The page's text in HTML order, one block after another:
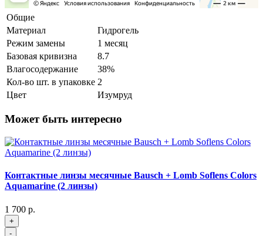
Общие
Материал
Гидрогель
Режим замены
1 месяц
Базовая кривизна
8.7
Влагосодержание
38%
Кол-во шт. в упаковке 2
Цвет
Изумруд
Может быть интересно
Контактные линзы месячные Bausch + Lomb Soflens Colors
Aquamarine (2 линзы)
1 700 р.
+
-